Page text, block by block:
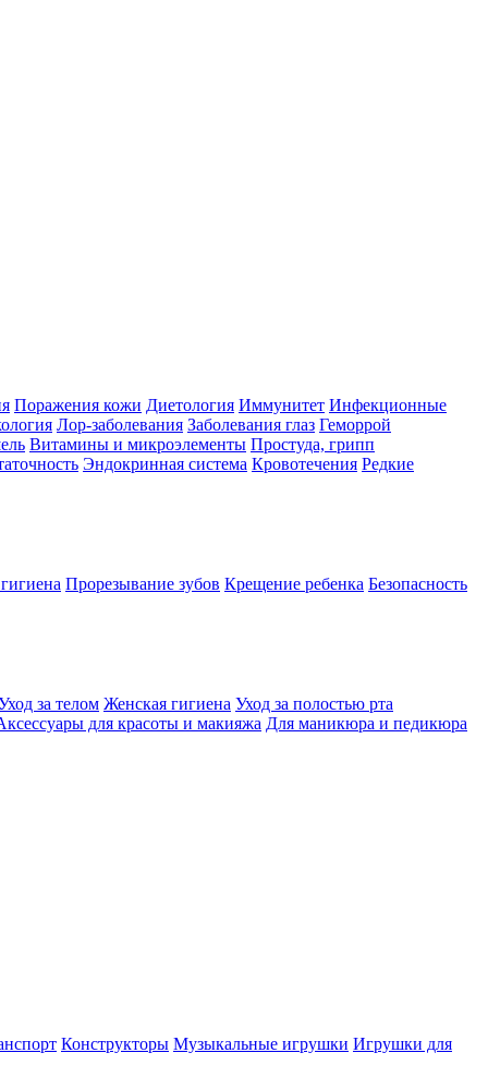
Поражения кожи Диетология Иммунитет Инфекционные
Лор-заболевания Заболевания глаз Геморрой
Витамины и микроэлементы Простуда, грипп
Эндокринная система Кровотечения Редкие
Прорезывание зубов Крещение ребенка Безопасность
за телом Женская гигиена Уход за полостью рта
для красоты и макияжа Для маникюра и педикюра
Конструкторы Музыкальные игрушки Игрушки для